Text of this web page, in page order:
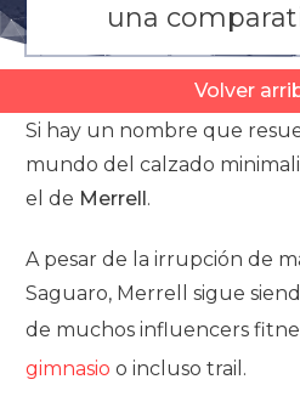
una
Volver
Si hay un nombre que
mundo del calzado
el de Merrell.
A pesar de la irrupción de
Saguaro, Merrell sigue
de muchos influencers
gimnasio o incluso trail.